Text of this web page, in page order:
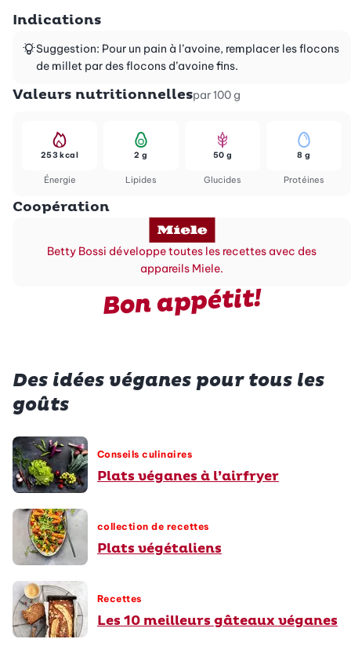
Indications
Suggestion: Pour un pain à l’avoine, remplacer les flocons
de millet par des flocons d’avoine fins.
Valeurs nutritionnellespar 100 g
Énergie
253 kcal
Lipides
2 g
Glucides
50 g
Protéines
8 g
Coopération
Betty Bossi développe toutes les recettes avec des
appareils Miele.
Bon appétit!
Des idées véganes pour tous les
goûts
Conseils culinaires
Plats véganes à l’airfryer
collection de recettes
Plats végétaliens
Recettes
Les 10 meilleurs gâteaux véganes